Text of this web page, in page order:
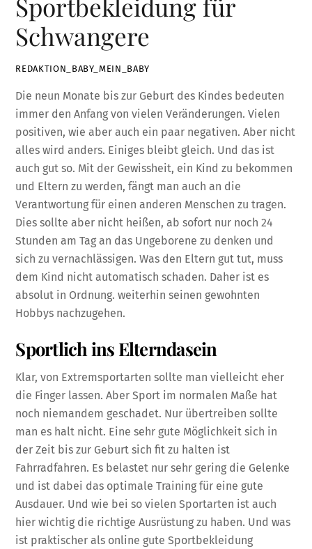
Sportbekleidung für
Schwangere
REDAKTION_BABY_MEIN_BABY
Die neun Monate bis zur Geburt des Kindes bedeuten
immer den Anfang von vielen Veränderungen. Vielen
positiven, wie aber auch ein paar negativen. Aber nicht
alles wird anders. Einiges bleibt gleich. Und das ist
auch gut so. Mit der Gewissheit, ein Kind zu bekommen
und Eltern zu werden, fängt man auch an die
Verantwortung für einen anderen Menschen zu tragen.
Dies sollte aber nicht heißen, ab sofort nur noch 24
Stunden am Tag an das Ungeborene zu denken und
sich zu vernachlässigen. Was den Eltern gut tut, muss
dem Kind nicht automatisch schaden. Daher ist es
absolut in Ordnung. weiterhin seinen gewohnten
Hobbys nachzugehen.
Sportlich ins Elterndasein
Klar, von Extremsportarten sollte man vielleicht eher
die Finger lassen. Aber Sport im normalen Maße hat
noch niemandem geschadet. Nur übertreiben sollte
man es halt nicht. Eine sehr gute Möglichkeit sich in
der Zeit bis zur Geburt sich fit zu halten ist
Fahrradfahren. Es belastet nur sehr gering die Gelenke
und ist dabei das optimale Training für eine gute
Ausdauer. Und wie bei so vielen Sportarten ist auch
hier wichtig die richtige Ausrüstung zu haben. Und was
ist praktischer als online gute Sportbekleidung